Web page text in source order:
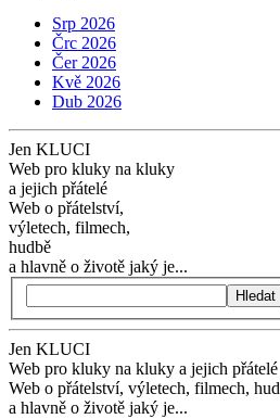
Srp 2026
Črc 2026
Čer 2026
Kvě 2026
Dub 2026
Jen KLUCI
Web pro kluky na kluky
a jejich přátelé
Web o přátelství,
výletech, filmech,
hudbě
a hlavně o životě jaký je...
Hledat
Jen KLUCI
Web pro kluky na kluky a jejich přátelé
Web o přátelství, výletech, filmech,
a hlavně o životě jaký je...